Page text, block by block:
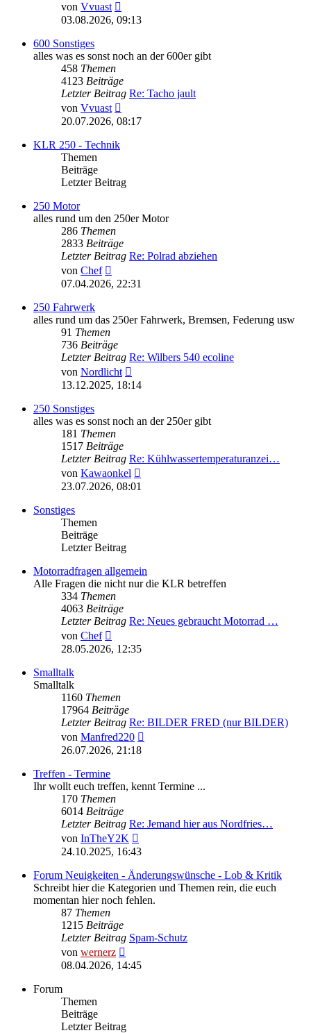
von Vvuast
Beitrag
03.08.2026, 09:13
600 Sonstiges
alles was es sonst noch an der 600er gibt
458 Themen
4123 Beiträge
Letzter Beitrag Re: Tacho jault
von Vvuast
Beitrag
20.07.2026, 08:17
KLR 250 - Technik
Themen
Beiträge
Letzter Beitrag
250 Motor
alles rund um den 250er Motor
286 Themen
2833 Beiträge
Letzter Beitrag Re: Polrad abziehen
von Chef
Beitrag
07.04.2026, 22:31
250 Fahrwerk
alles rund um das 250er Fahrwerk, Bremsen, Federung usw
91 Themen
736 Beiträge
Letzter Beitrag Re: Wilbers 540 ecoline
von Nordlicht
Beitrag
13.12.2025, 18:14
250 Sonstiges
alles was es sonst noch an der 250er gibt
181 Themen
1517 Beiträge
Letzter Beitrag Re: Kühlwassertemperaturanzei…
von Kawaonkel
23.07.2026, 08:01
Sonstiges
Themen
Beiträge
Letzter Beitrag
Motorradfragen allgemein
Alle Fragen die nicht nur die KLR betreffen
334 Themen
4063 Beiträge
Letzter Beitrag Re: Neues gebraucht Motorrad …
von Chef
Beitrag
28.05.2026, 12:35
Smalltalk
Smalltalk
1160 Themen
17964 Beiträge
Letzter Beitrag Re: BILDER FRED (nur BILDER)
von Manfred220
26.07.2026, 21:18
Treffen - Termine
Ihr wollt euch treffen, kennt Termine ...
170 Themen
6014 Beiträge
Letzter Beitrag Re: Jemand hier aus Nordfries…
von InTheY2K
Beitrag
24.10.2025, 16:43
Forum Neuigkeiten - Änderungswünsche - Lob & Kritik
Schreibt hier die Kategorien und Themen rein, die euch
momentan hier noch fehlen.
87 Themen
1215 Beiträge
Letzter Beitrag Spam-Schutz
von wernerz
Beitrag
08.04.2026, 14:45
Forum
Themen
Beiträge
Letzter Beitrag